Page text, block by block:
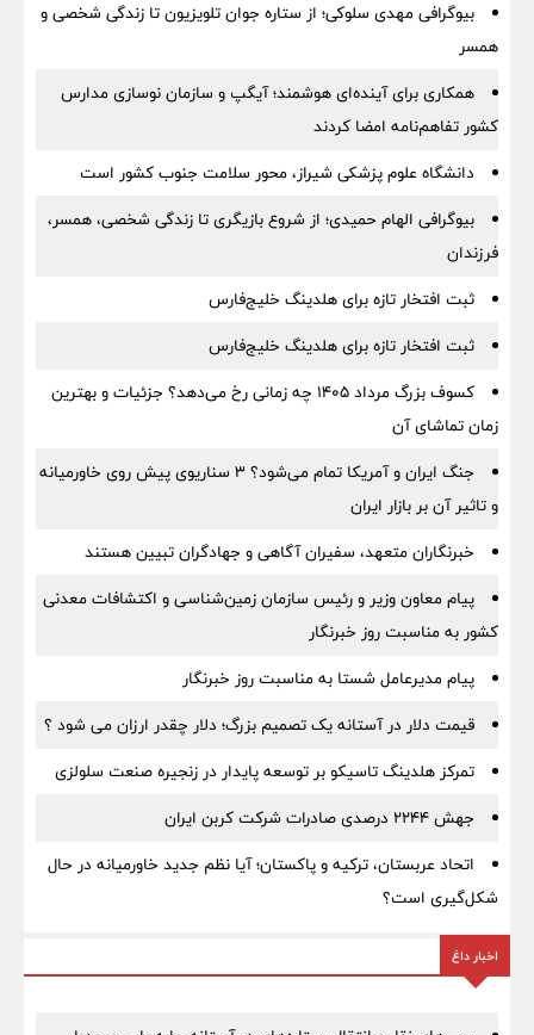
بیوگرافی مهدی سلوکی؛ از ستاره جوان تلویزیون تا زندگی شخصی و
همسر
همکاری برای آینده‌ای هوشمند؛ آیگپ و سازمان نوسازی مدارس
کشور تفاهم‌نامه امضا کردند
دانشگاه علوم پزشکی شیراز، محور سلامت جنوب کشور است
بیوگرافی الهام حمیدی؛ از شروع بازیگری تا زندگی شخصی، همسر،
فرزندان
ثبت افتخار تازه برای هلدینگ خلیج‌فارس
ثبت افتخار تازه برای هلدینگ خلیج‌فارس
کسوف بزرگ مرداد ۱۴۰۵ چه زمانی رخ می‌دهد؟ جزئیات و بهترین
زمان تماشای آن
جنگ ایران و آمریکا تمام می‌شود؟ ۳ سناریوی پیش روی خاورمیانه
و تاثیر آن بر بازار ایران
خبرنگاران متعهد، سفیران آگاهی و جهادگران تبیین هستند
پیام معاون وزیر و رئیس سازمان زمین‌شناسی و اکتشافات معدنی
کشور به مناسبت روز خبرنگار
پیام مدیرعامل شستا به مناسبت روز خبرنگار
قیمت دلار در آستانه یک تصمیم بزرگ؛ دلار چقدر ارزان می شود ؟
تمرکز هلدینگ تاسیکو بر توسعه پایدار در زنجیره صنعت سلولزی
جهش ۲۲۴۴ درصدی صادرات شرکت کربن ایران
اتحاد عربستان، ترکیه و پاکستان؛ آیا نظم جدید خاورمیانه در حال
شکل‌گیری است؟
اخبار داغ